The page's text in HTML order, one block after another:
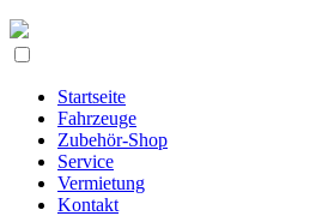
Startseite
Fahrzeuge
Zubehör-Shop
Service
Vermietung
Kontakt